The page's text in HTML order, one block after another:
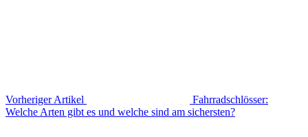
Vorheriger Artikel
Fahrradschlösser:
Welche Arten gibt es und welche sind am sichersten?